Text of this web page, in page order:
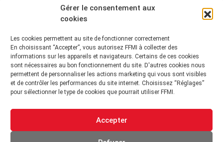
Gérer le consentement aux
cookies
Les cookies permettent au site de fonctionner correctement
En choisissant “Accepter”, vous autorisez FFMI à collecter des
informations sur les appareils et navigateurs. Certains de ces cookies
sont nécessaires au bon fonctionnement du site. D'autres cookies nous
permettent de personnaliser les actions marketing qui vous sont visibles
et de contrôler les performances du site internet. Choisissez “Réglages”
pour sélectionner le type de cookies que pourrait utiliser FFMI.
Accepter
PRÉSENTATION NOTRE HISTOIRE
DÉONTOLOGIE PRINCIPES ORIENTATIONS
GOUVERNANCE
ENVIRONNEMENT TECHNIQUE ET INSTITUTIONNEL